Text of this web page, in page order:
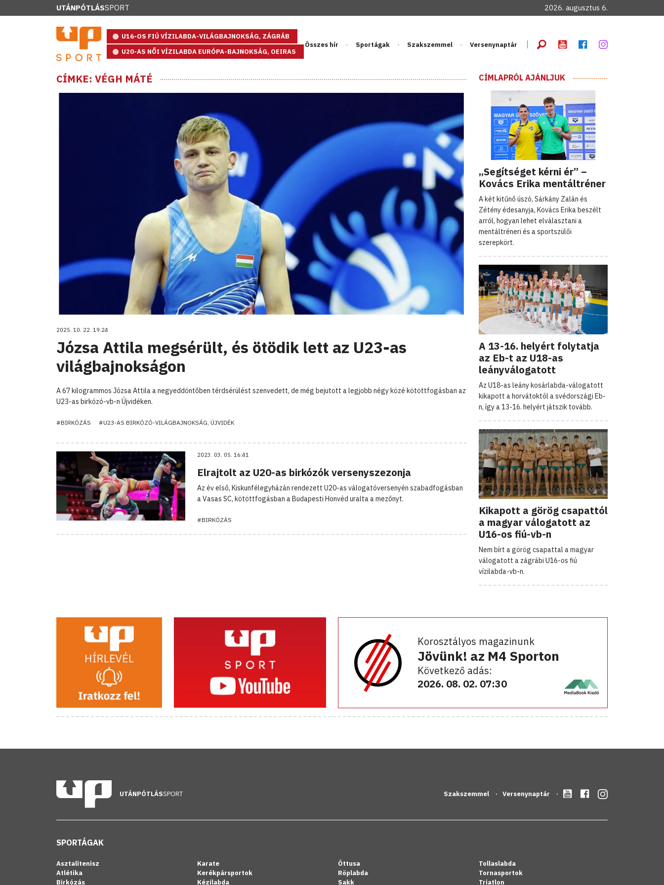
UTÁNPÓTLÁSSPORT 2026. augusztus 6.
U16-OS FIÚ VÍZILABDA-VILÁGBAJNOKSÁG, ZÁGRÁB
U20-AS NŐI VÍZILABDA EURÓPA-BAJNOKSÁG, OEIRAS
Összes hír Sportágak Szakszemmel Versenynaptár
CÍMKE: VÉGH MÁTÉ
2025. 10. 22. 19:24
Józsa Attila megsérült, és ötödik lett az U23-as
világbajnokságon
A 67 kilogrammos Józsa Attila a negyeddöntőben térdsérülést szenvedett, de még bejutott a legjobb négy közé kötöttfogásban az
U23-as birkózó-vb-n Újvidéken.
#BIRKÓZÁS #U23-AS BIRKÓZÓ-VILÁGBAJNOKSÁG, ÚJVIDÉK
2023. 03. 05. 16:41
Elrajtolt az U20-as birkózók versenyszezonja
Az év első, Kiskunfélegyházán rendezett U20-as válogatóversenyén szabadfogásban
a Vasas SC, kötöttfogásban a Budapesti Honvéd uralta a mezőnyt.
#BIRKÓZÁS
CÍMLAPRÓL AJÁNLJUK
„Segítséget kérni ér” –
Kovács Erika mentáltréner
A két kitűnő úszó, Sárkány Zalán és
Zétény édesanyja, Kovács Erika beszélt
arról, hogyan lehet elválasztani a
mentáltréneri és a sportszülői
szerepkört.
A 13-16. helyért folytatja
az Eb-t az U18-as
leányválogatott
Az U18-as leány kosárlabda-válogatott
kikapott a horvátoktól a svédországi Eb-
n, így a 13-16. helyért játszik tovább.
Kikapott a görög csapattól
a magyar válogatott az
U16-os fiú-vb-n
Nem bírt a görög csapattal a magyar
válogatott a zágrábi U16-os fiú
vízilabda-vb-n.
Korosztályos magazinunk
Jövünk! az M4 Sporton
Következő adás:
2026. 08. 02. 07:30
UTÁNPÓTLÁSSPORT Szakszemmel Versenynaptár
SPORTÁGAK
Asztalitenisz
Atlétika
Birkózás
Karate
Kerékpársportok
Kézilabda
Öttusa
Röplabda
Sakk
Tollaslabda
Tornasportok
Triatlon